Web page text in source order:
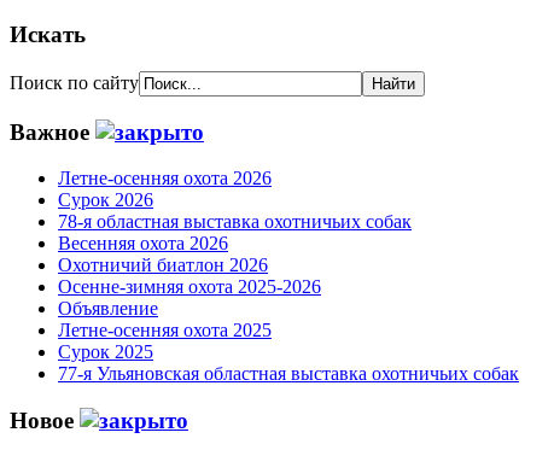
Искать
Поиск по сайту
Важное
Летне-осенняя охота 2026
Сурок 2026
78-я областная выставка охотничьих собак
Весенняя охота 2026
Охотничий биатлон 2026
Осенне-зимняя охота 2025-2026
Объявление
Летне-осенняя охота 2025
Сурок 2025
77-я Ульяновская областная выставка охотничьих собак
Новое